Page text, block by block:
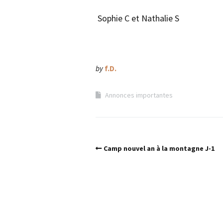
Sophie C et Nathalie S
by f.D.
Annonces importantes
Camp nouvel an à la montagne J-1